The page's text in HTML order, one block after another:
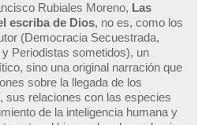
Rubiales Moreno, Las
escriba de Dios, no es, como los
(Democracia Secuestrada,
Periodistas sometidos), un
sino una original narración que
sobre la llegada de los
sus relaciones con las especies
de la inteligencia humana y